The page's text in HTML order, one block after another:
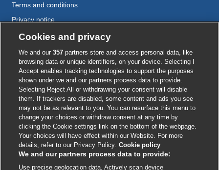
Terms and conditions
Privacy notice
Cookie policy
Accessibility
External
link
opens
in
a
new
window
External
link
opens
in
a
new
window
External
link
opens
in
a
new
window
External
link
opens
in
a
new
window
External
link
opens
in
a
new
window
© BMJ Publishing Group 2026
ISSN 2515-9615
Cookies and privacy
We and our357 partners store and access personal data, like
browsing data or unique identifiers, on your device. Selecting I
Accept enables tracking technologies to support the purposes
shown under we and our partners process data to provide.
Selecting Reject All or withdrawing your consent will disable
them. If trackers are disabled, some content and ads you see
may not be as relevant to you. You can resurface this menu to
change your choices or withdraw consent at any time by
clicking the Cookie settings link on the bottom of the webpage.
Your choices will have effect within our Website. For more
details, refer to our Privacy Policy. Cookie policy
We and our partners process data to provide:
Use precise geolocation data. Actively scan device